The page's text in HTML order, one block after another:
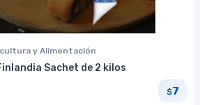
y Alimentación
Sachet de 2 kilos
$7